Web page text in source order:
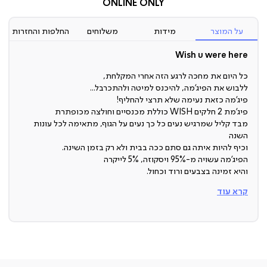
ONLINE ONLY
על המוצר מידות משלוחים החלפות והחזרות
Wish u were here
כל היום את מחכה לרגע הזה אחרי המקלחת,
ללבוש את הפיג’מה, להיכנס למיטה ולהתכרבל...
פיג’מה כזאת נעימה שלא תרצי להחליף!
פיג’מת 2 חלקים WISH כוללת מכנסיים וחולצה מכופתרת
מבד קליל שמרגיש נעים כל כך נעים על הגוף, מתאימה לכל עונות
השנה
וכיף להיות איתה גם סתם ככה בבית ולא רק בזמן השינה.
הפיג’מה עשויה מ-95% ויסקוזה, 5% לייקרה
והיא זמינה בצבעים ורוד וכחול.
חומר
קרא עוד